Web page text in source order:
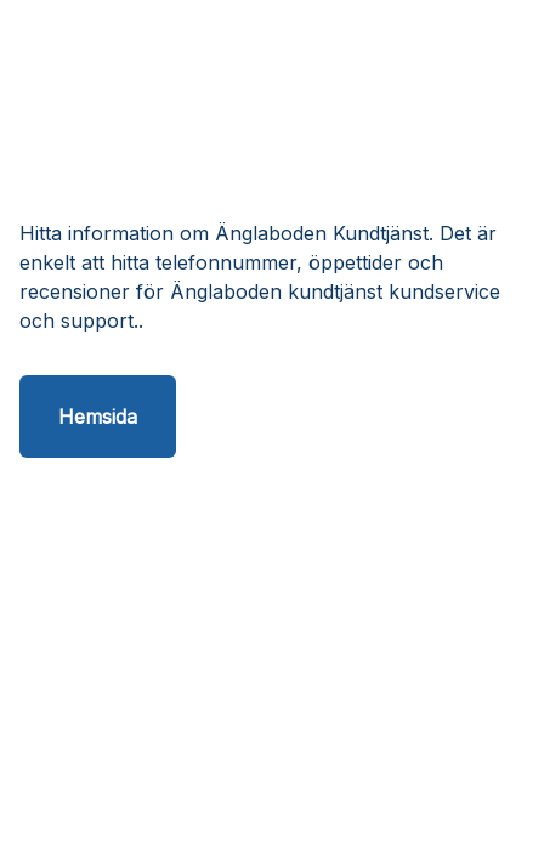
Hitta information om Änglaboden Kundtjänst. Det är
enkelt att hitta telefonnummer, öppettider och
recensioner för Änglaboden kundtjänst kundservice
och support..
Hemsida